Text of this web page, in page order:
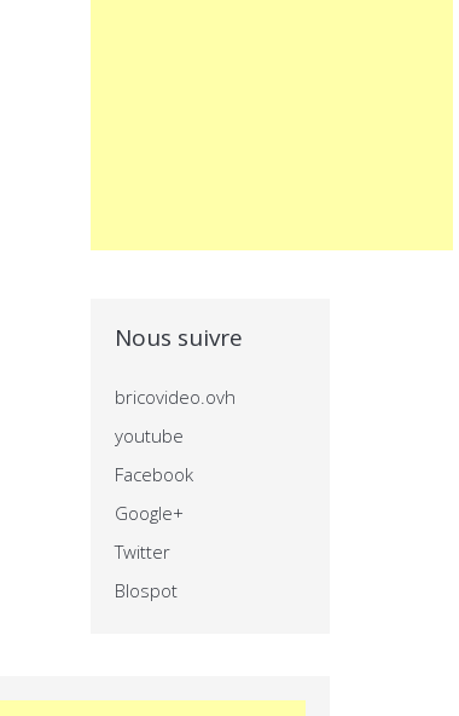
Nous suivre
bricovideo.ovh
youtube
Facebook
Google+
Twitter
Blospot